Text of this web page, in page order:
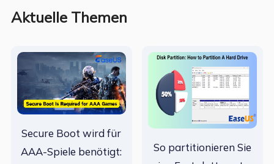
Aktuelle Themen
Secure Boot wird für
AAA-Spiele benötigt:
So partitionieren Sie